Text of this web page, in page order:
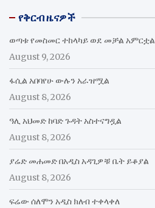
የቅርብ ዜናዎች
ወጣቱ የመስመር ተከላካይ ወደ መቻል አምርቷል
August 9, 2026
ፋሲል አበባየሁ ውሉን አራዝሟል
August 8, 2026
ዓሊ አህመድ ከባድ ጉዳት አስተናግዷል
August 8, 2026
ያሬድ መሐመድ በአዲስ አዳጊዎቹ ቤት ይቆያል
August 8, 2026
ፍሬው ሰለሞን አዲስ ክለብ ተቀላቀለ